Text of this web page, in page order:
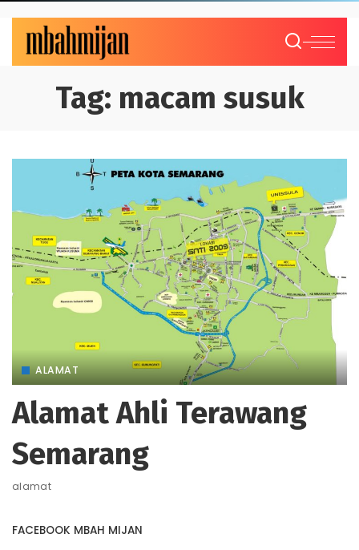
Tag: macam susuk
ALAMAT
Alamat Ahli Terawang
Semarang
alamat
FACEBOOK MBAH MIJAN